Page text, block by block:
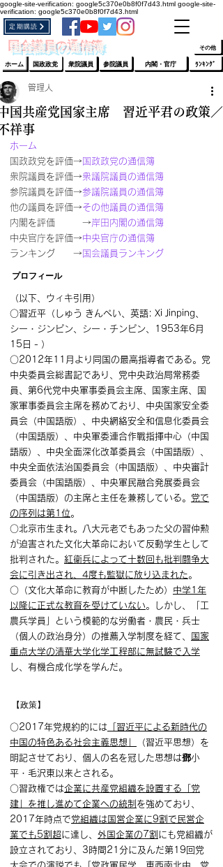
google-site-verification: google5c370e0b8f0f7d43.html google-site-
verification: google5c370e0b8f0f7d43.html
​国会議員の通信簿
定期購読
ホーム 国政政党 衆院議員 参院議員 ﾗﾝｷﾝｸﾞ
内閣・官庁
その他
国共産党国家主席 習近平君の政策／
祥事
管理人
ホーム
国政政党を評価→ 国政政党の通信簿
衆院議員を評価→衆議院議員の通信簿
参院議員を評価→参議院議員の通信簿
他の議員を評価→その他議員の通信簿
内閣を評価　　　→岸田内閣の通信簿
中央官庁を評価→中央官庁の通信簿
ランキング　　→ 国会議員ランキング
プロフィール
（以下、ウィキ引用）
○習近平（しゅう きんぺい、英語: Xi Jinping、
シー・ジンピン、シー・チンピン、1953年6月
15日 - ）
○2012年11月より同国の最高指導者である。党
中央委員会総書記であり、党中央政治局常務委
員、第6代党中央軍事委員会主席、国家主席、国
家軍事委員会主席を務めており、中央国家安全委
員会（中国語版）、中央網絡安全和信息化委員会
（中国語版）、中央軍委連合作戰指揮中心（中国
語版）、中央全面深化改革委員会（中国語版）、
中央全面依法治国委員会（中国語版）、中央審計
委員会（中国語版）、中央軍民融合発展委員会
（中国語版）の主席と主任を兼務している。 党で
の序列は第1位。
○北京市生まれ。八大元老でもあった父の習仲勲
が迫害された文化大革命において反動学生として
批判された。 紅衛兵によって十数回も批判闘争大
会に引き出され、4度も監獄に放り込まれた。
○（文化大革命に教育が中断したため） 中学1年
以降に正式な教育を受けていない。しかし、「工
農兵学員」という模範的な労働者・農民・兵士
（個人の政治身分）の推薦入学制度を経て、
国家
重点大学の清華大学化学工程部に無試験で入学
し、有機合成化学を学んだ。
【政策】
○2017年党規約的には 「習近平による新時代の
中国の特色ある社会主義思想」
（習近平思想）を
明記させており、個人の名を冠した思想は鄧小
平・毛沢東以来とされる。
○習政権では企業に共産党組織を設置する「党
建」を推し進めて企業への統制 を強めており、
2017年時点で党組織は国営企業に9割で民営企
業でも5割超に達し、 外国企業の7割 にも党組織が
設立されており、3時間21分に及んだ第19回党